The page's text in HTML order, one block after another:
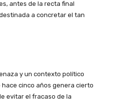
antes de la recta final
a concretar el tan
y un contexto político
cinco años genera cierto
evitar el fracaso de la